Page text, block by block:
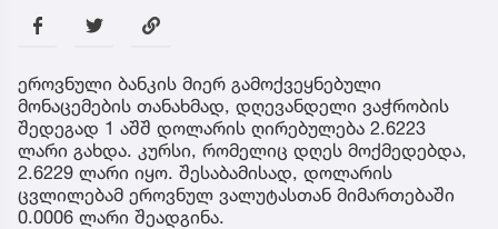
ეროვნული ბანკის მიერ გამოქვეყნებული
მონაცემების თანახმად, დღევანდელი ვაჭრობის
შედეგად 1 აშშ დოლარის ღირებულება 2.6223
ლარი გახდა. კურსი, რომელიც დღეს მოქმედებდა,
2.6229 ლარი იყო. შესაბამისად, დოლარის
ცვლილებამ ეროვნულ ვალუტასთან მიმართებაში
0.0006 ლარი შეადგინა.